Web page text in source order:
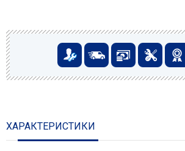
ХАРАКТЕРИСТИКИ